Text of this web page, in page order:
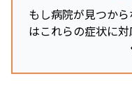
もし病院が見つか
はこれらの症状に